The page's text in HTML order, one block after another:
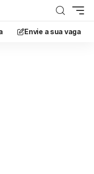
Envie a sua vaga